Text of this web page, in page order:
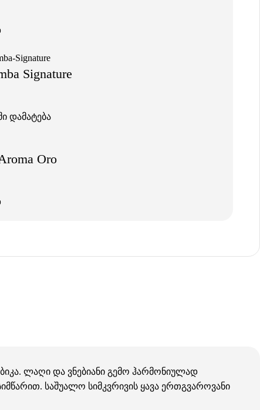
Signature
დამატება
Oro
ლაღი და ვნებიანი გემო ჰარმონიულად
საშუალო სიმკვრივის ყავა ერთგვაროვანი